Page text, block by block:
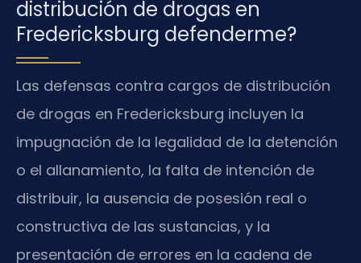
distribución de drogas en
Fredericksburg defenderme?
Las defensas contra cargos de distribución
de drogas en Fredericksburg incluyen la
impugnación de la legalidad de la detención
o el allanamiento, la falta de intención de
distribuir, la ausencia de posesión real o
constructiva de las sustancias, y la
presentación de errores en la cadena de